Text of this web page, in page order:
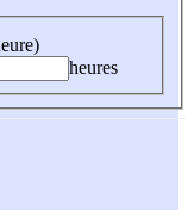
heures